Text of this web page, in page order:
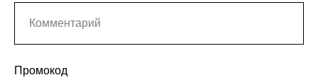
Промокод